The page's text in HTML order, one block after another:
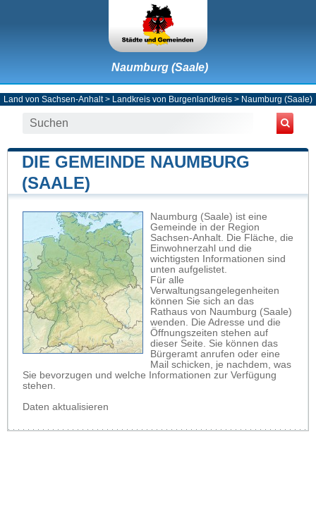
Naumburg (Saale)
Land von Sachsen-Anhalt> Landkreis von Burgenlandkreis > Naumburg (Saale)
DIE GEMEINDE NAUMBURG
(SAALE)
Naumburg (Saale) ist eine
Gemeinde in der Region
Sachsen-Anhalt. Die Fläche, die
Einwohnerzahl und die
wichtigsten Informationen sind
unten aufgelistet.
Für alle
Verwaltungsangelegenheiten
können Sie sich an das
Rathaus von Naumburg (Saale)
wenden. Die Adresse und die
Öffnungszeiten stehen auf
dieser Seite. Sie können das
Bürgeramt anrufen oder eine
Mail schicken, je nachdem, was
Sie bevorzugen und welche Informationen zur Verfügung
stehen.
Daten aktualisieren